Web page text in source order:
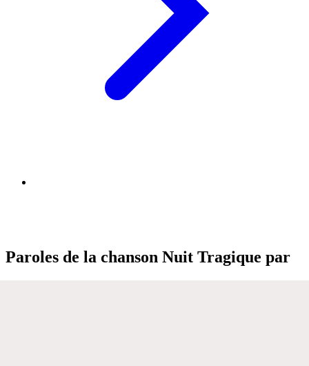
Paroles de la chanson Nuit Tragique par